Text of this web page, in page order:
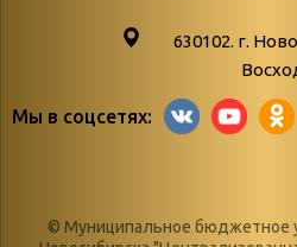
Библионочь – как ярмарка
Конференции, семинары,
630102. г.
Мы в соцсетях:
© Муниципальное бюджетное